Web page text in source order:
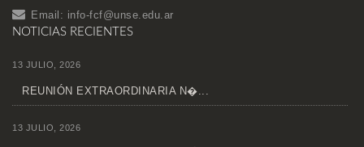
Email: info-fcf@unse.edu.ar
NOTICIAS RECIENTES
13 JULIO, 2026
REUNIÓN EXTRAORDINARIA N�...
13 JULIO, 2026